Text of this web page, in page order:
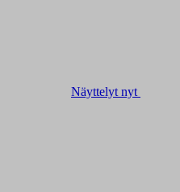
Näyttelyt nyt